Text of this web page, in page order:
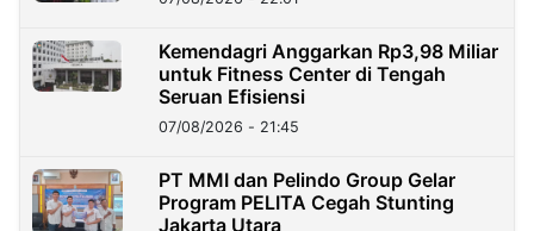
Kemendagri Anggarkan Rp3,98 Miliar
untuk Fitness Center di Tengah
Seruan Efisiensi
07/08/2026 - 21:45
PT MMI dan Pelindo Group Gelar
Program PELITA Cegah Stunting
Jakarta Utara